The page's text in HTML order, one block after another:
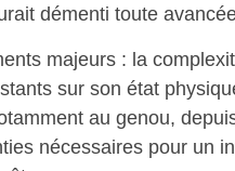
démenti toute
majeurs : la
sur son état
au genou,
nécessaires pour un